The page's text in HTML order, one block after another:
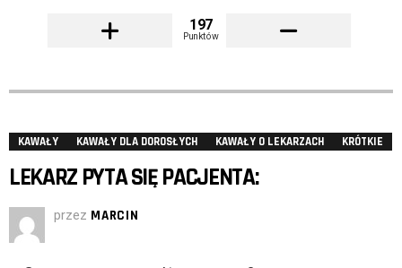
197
Punktów
KAWAŁY KAWAŁY DLA DOROSŁYCH KAWAŁY O LEKARZACH KRÓTKIE
LEKARZ PYTA SIĘ PACJENTA:
przez MARCIN